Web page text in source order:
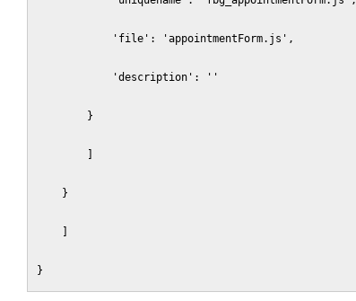
            'file': 'appointmentForm.js',
            'description': ''
        }
    }
}